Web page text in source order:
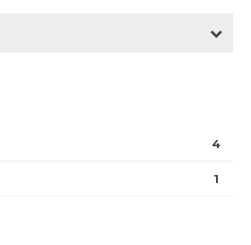
4
1